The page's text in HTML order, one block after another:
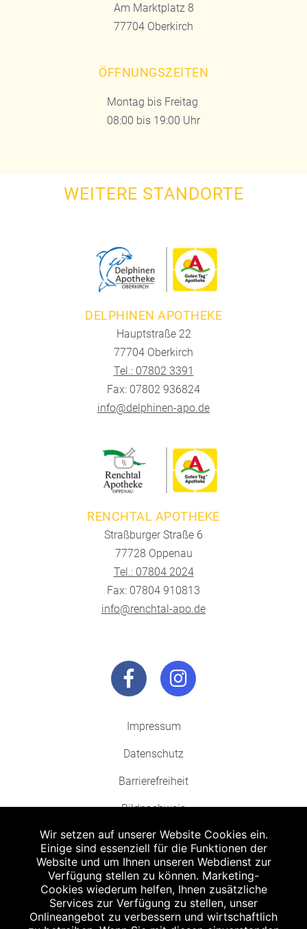
Am Marktplatz 8
77704 Oberkirch
ÖFFNUNGSZEITEN
Montag bis Freitag
08:00 bis 19:00 Uhr
WEITERE STANDORTE
DELPHINEN APOTHEKE
Hauptstraße 22
77704 Oberkirch
Tel.: 07802 3391
Fax: 07802 936824
info@delphinen-apo.de
RENCHTAL APOTHEKE
Straßburger Straße 6
77728 Oppenau
Tel.: 07804 2024
Fax: 07804 910813
info@renchtal-apo.de
Impressum
Datenschutz
Barrierefreiheit
Bildnachweis
Abgabe in haushaltsüblichen Mengen, solange der Vorrat reicht. Für Druck-
und Satzfehler keine Haftung.
Zu Risiken und Nebenwirkungen lesen Sie die Packungsbeilage und fragen
Wir setzen auf unserer Website Cookies ein.
Einige sind essenziell für die Funktionen der
Website und um Ihnen unseren Webdienst zur
Verfügung stellen zu können. Marketing-
Cookies wiederum helfen, Ihnen zusätzliche
Services zur Verfügung zu stellen, unser
Onlineangebot zu verbessern und wirtschaftlich